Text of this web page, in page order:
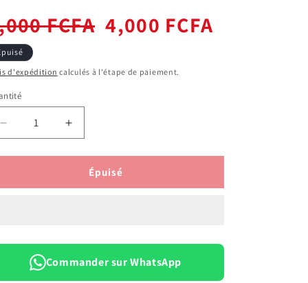
FCFA
Prix
promotionnel
4,000 FCFA
d'expédition calculés à l'étape de paiement.
Réduire
la
quantité
L&#39;Oreal
Resist
250ml
Augmenter
la
quantité
L&#39;Oreal
Resist
250ml
Épuisé
Commander sur WhatsApp